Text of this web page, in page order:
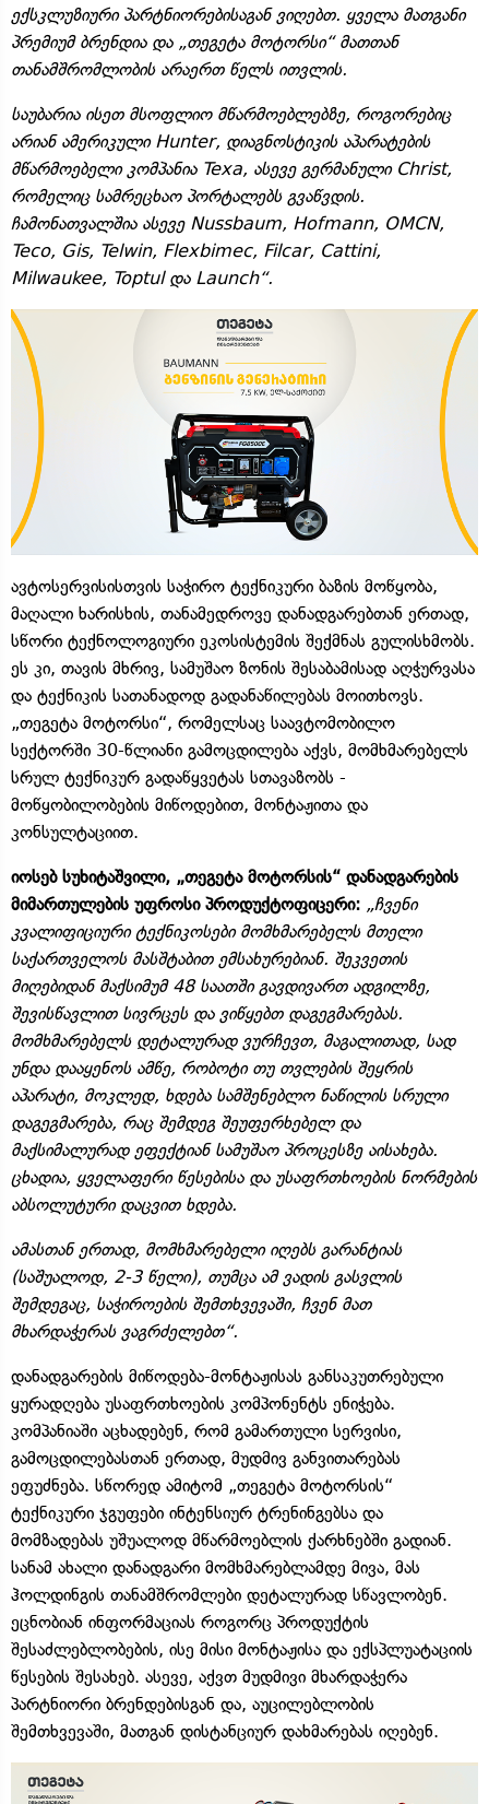
ექსკლუზიური პარტნიორებისაგან ვიღებთ. ყველა მათგანი
პრემიუმ ბრენდია და „თეგეტა მოტორსი“ მათთან
თანამშრომლობის არაერთ წელს ითვლის.
საუბარია ისეთ მსოფლიო მწარმოებლებზე, როგორებიც
არიან ამერიკული Hunter, დიაგნოსტიკის აპარატების
მწარმოებელი კომპანია Texa, ასევე გერმანული Christ,
რომელიც სამრეცხაო პორტალებს გვაწვდის.
ჩამონათვალშია ასევე Nussbaum, Hofmann, OMCN,
Teco, Gis, Telwin, Flexbimec, Filcar, Cattini,
Milwaukee, Toptul და Launch“.
ავტოსერვისისთვის საჭირო ტექნიკური ბაზის მოწყობა,
მაღალი ხარისხის, თანამედროვე დანადგარებთან ერთად,
სწორი ტექნოლოგიური ეკოსისტემის შექმნას გულისხმობს.
ეს კი, თავის მხრივ, სამუშაო ზონის შესაბამისად აღჭურვასა
და ტექნიკის სათანადოდ გადანაწილებას მოითხოვს.
„თეგეტა მოტორსი“, რომელსაც საავტომობილო
სექტორში 30-წლიანი გამოცდილება აქვს, მომხმარებელს
სრულ ტექნიკურ გადაწყვეტას სთავაზობს -
მოწყობილობების მიწოდებით, მონტაჟითა და
კონსულტაციით.
იოსებ სუხიტაშვილი, „თეგეტა მოტორსის“ დანადგარების
მიმართულების უფროსი პროდუქტოფიცერი: „ჩვენი
კვალიფიციური ტექნიკოსები მომხმარებელს მთელი
საქართველოს მასშტაბით ემსახურებიან. შეკვეთის
მიღებიდან მაქსიმუმ 48 საათში გავდივართ ადგილზე,
შევისწავლით სივრცეს და ვიწყებთ დაგეგმარებას.
მომხმარებელს დეტალურად ვურჩევთ, მაგალითად, სად
უნდა დააყენოს ამწე, რობოტი თუ თვლების შეყრის
აპარატი, მოკლედ, ხდება სამშენებლო ნაწილის სრული
დაგეგმარება, რაც შემდეგ შეუფერხებელ და
მაქსიმალურად ეფექტიან სამუშაო პროცესზე აისახება.
ცხადია, ყველაფერი წესებისა და უსაფრთხოების ნორმების
აბსოლუტური დაცვით ხდება.
ამასთან ერთად, მომხმარებელი იღებს გარანტიას
(საშუალოდ, 2-3 წელი), თუმცა ამ ვადის გასვლის
შემდეგაც, საჭიროების შემთხვევაში, ჩვენ მათ
მხარდაჭერას ვაგრძელებთ“.
დანადგარების მიწოდება-მონტაჟისას განსაკუთრებული
ყურადღება უსაფრთხოების კომპონენტს ენიჭება.
კომპანიაში აცხადებენ, რომ გამართული სერვისი,
გამოცდილებასთან ერთად, მუდმივ განვითარებას
ეფუძნება. სწორედ ამიტომ „თეგეტა მოტორსის“
ტექნიკური ჯგუფები ინტენსიურ ტრენინგებსა და
მომზადებას უშუალოდ მწარმოებლის ქარხნებში გადიან.
სანამ ახალი დანადგარი მომხმარებლამდე მივა, მას
ჰოლდინგის თანამშრომლები დეტალურად სწავლობენ.
ეცნობიან ინფორმაციას როგორც პროდუქტის
შესაძლებლობების, ისე მისი მონტაჟისა და ექსპლუატაციის
წესების შესახებ. ასევე, აქვთ მუდმივი მხარდაჭერა
პარტნიორი ბრენდებისგან და, აუცილებლობის
შემთხვევაში, მათგან დისტანციურ დახმარებას იღებენ.